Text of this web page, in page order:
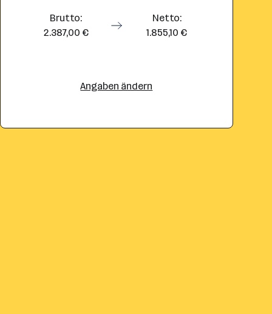
Brutto:
2.387,00 €
Netto:
1.855,10 €
Angaben ändern